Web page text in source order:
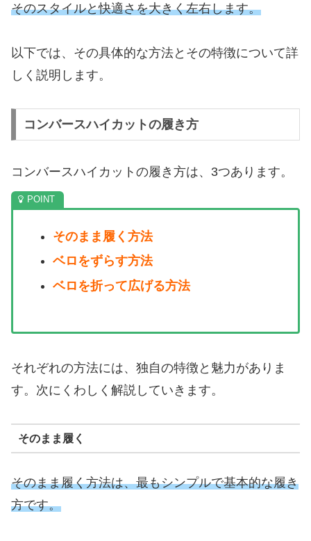
そのスタイルと快適さを大きく左右します。
以下では、その具体的な方法とその特徴について詳
しく説明します。
コンバースハイカットの履き方
コンバースハイカットの履き方は、3つあります。
そのまま履く方法
ベロをずらす方法
ベロを折って広げる方法
それぞれの方法には、独自の特徴と魅力がありま
す。次にくわしく解説していきます。
そのまま履く
そのまま履く方法は、最もシンプルで基本的な履き
方です。